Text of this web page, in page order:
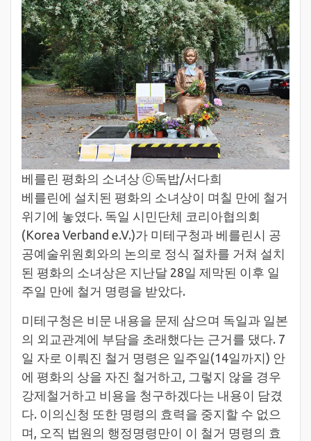
베를린 평화의 소녀상 ⓒ독밥/서다희
베를린에 설치된 평화의 소녀상이 며칠 만에 철거
위기에 놓였다. 독일 시민단체 코리아협의회
(Korea Verband e.V.)가 미테구청과 베를린시 공
공예술위원회와의 논의로 정식 절차를 거쳐 설치
된 평화의 소녀상은 지난달 28일 제막된 이후 일
주일 만에 철거 명령을 받았다.
미테구청은 비문 내용을 문제 삼으며 독일과 일본
의 외교관계에 부담을 초래했다는 근거를 댔다. 7
일 자로 이뤄진 철거 명령은 일주일(14일까지) 안
에 평화의 상을 자진 철거하고, 그렇지 않을 경우
강제철거하고 비용을 청구하겠다는 내용이 담겼
다. 이의신청 또한 명령의 효력을 중지할 수 없으
며, 오직 법원의 행정명령만이 이 철거 명령의 효